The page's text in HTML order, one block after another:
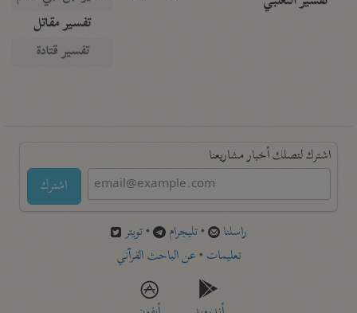
تفسير مقاتل
تفسير قتادة
اشترك لتصلك أخبار مشاريعنا
اشترك
راسلنا •تليجرام •تويتر
تعليمات •عن الباحث القرآني